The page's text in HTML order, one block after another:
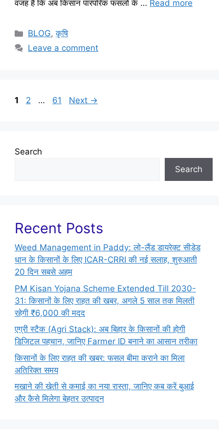
वजह है कि अब किसान पारंपरिक फसलों के … Read more
BLOG,कृषि
Leave a comment
1 2 … 61 Next →
Search
Search
Recent Posts
Weed Management in Paddy: लो-लैंड डायरेक्ट सीडेड
धान के किसानों के लिए ICAR-CRRI की नई सलाह, शुरुआती
20 दिन सबसे अहम
PM Kisan Yojana Scheme Extended Till 2030-
31: किसानों के लिए राहत की खबर, अगले 5 साल तक मिलती
रहेगी ₹6,000 की मदद
एग्री स्टैक (Agri Stack): अब बिहार के किसानों की होगी
डिजिटल पहचान, जानिए Farmer ID बनाने का आसान तरीका
किसानों के लिए राहत की खबर: फसल बीमा कराने का मिला
अतिरिक्त समय
मखाने की खेती से कमाई का नया रास्ता, जानिए कब करें बुआई
और कैसे मिलेगा बेहतर उत्पादन